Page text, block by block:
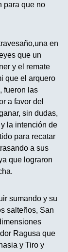
para que no
en
que un
y el remate
que el arquero
fueron las
a favor del
sin dudas,
la intención de
para recatar
a sus
que lograron
sumando y su
salteños, San
Ragusa que
y Tiro y